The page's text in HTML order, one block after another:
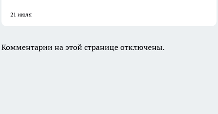
21 июля
Комментарии на этой странице отключены.